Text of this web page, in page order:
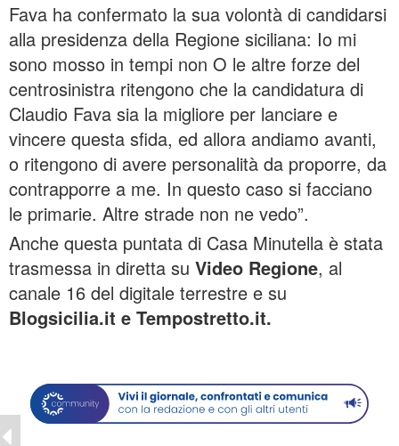
Fava ha confermato la sua volontà di candidarsi
alla presidenza della Regione siciliana: Io mi
sono mosso in tempi non O le altre forze del
centrosinistra ritengono che la candidatura di
Claudio Fava sia la migliore per lanciare e
vincere questa sfida, ed allora andiamo avanti,
o ritengono di avere personalità da proporre, da
contrapporre a me. In questo caso si facciano
le primarie. Altre strade non ne vedo”.
Anche questa puntata di Casa Minutella è stata
trasmessa in diretta su Video Regione, al
canale 16 del digitale terrestre e su
Blogsicilia.it e Tempostretto.it.